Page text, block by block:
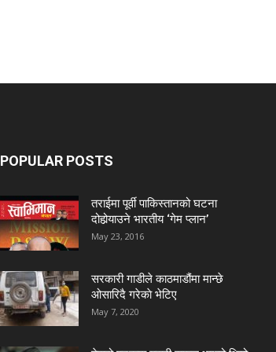
POPULAR POSTS
तराईमा पूर्वी पाकिस्तानको घटना
दोहोर्‍याउने भारतीय ‘गेम प्लान’
May 23, 2016
सरकारी गाडीले काठमाडौंमा मान्छे
ओसारिदै गरेकाे भेटिए
May 7, 2020